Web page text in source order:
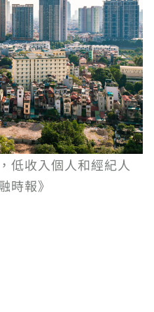
低收入個人和經紀人
時報》